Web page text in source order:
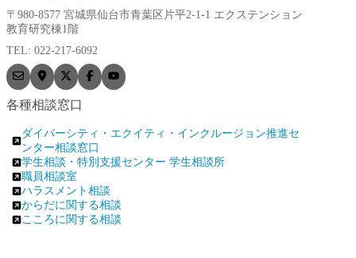
〒980-8577 宮城県仙台市青葉区片平2-1-1 エクステンション
教育研究棟1階
TEL: 022-217-6092
各種相談窓口
ダイバーシティ・エクイティ・インクルージョン推進セ
ンター相談窓口
学生相談・特別支援センター 学生相談所
職員相談室
ハラスメント相談
からだに関する相談
こころに関する相談